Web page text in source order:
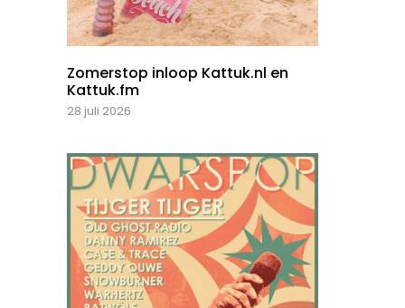
Zomerstop inloop Kattuk.nl en
Kattuk.fm
28 juli 2026